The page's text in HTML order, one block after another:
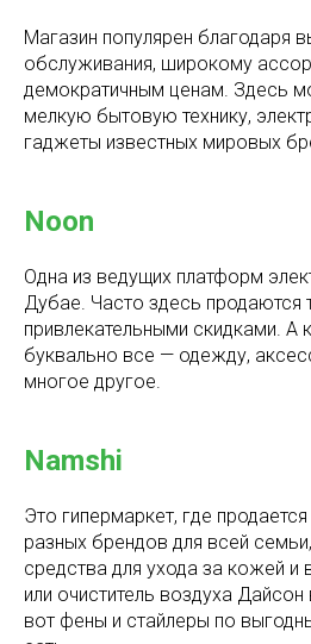
Магазин популярен благодаря
обслуживания, широкому
демократичным ценам. Здесь
мелкую бытовую технику,
гаджеты известных мировых
Noon
Одна из ведущих платформ
Дубае. Часто здесь продаются
привлекательными скидками. А
буквально все — одежду,
многое другое.
Namshi
Это гипермаркет, где
разных брендов для всей
средства для ухода за кожей
или очиститель воздуха
вот фены и стайлеры по